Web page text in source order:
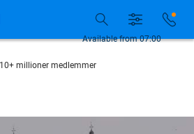
7 dage om ugen
10+ millioner medlemmer
Available from 07:00